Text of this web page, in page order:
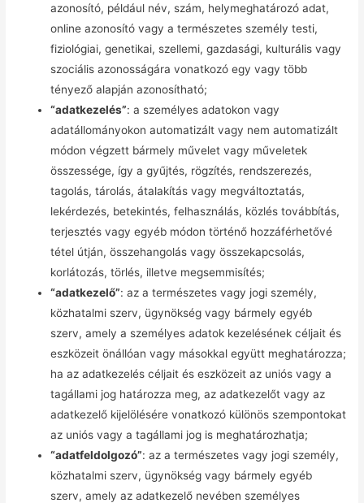
azonosító, például név, szám, helymeghatározó adat,
online azonosító vagy a természetes személy testi,
fiziológiai, genetikai, szellemi, gazdasági, kulturális vagy
szociális azonosságára vonatkozó egy vagy több
tényező alapján azonosítható;
“adatkezelés”: a személyes adatokon vagy
adatállományokon automatizált vagy nem automatizált
módon végzett bármely művelet vagy műveletek
összessége, így a gyűjtés, rögzítés, rendszerezés,
tagolás, tárolás, átalakítás vagy megváltoztatás,
lekérdezés, betekintés, felhasználás, közlés továbbítás,
terjesztés vagy egyéb módon történő hozzáférhetővé
tétel útján, összehangolás vagy összekapcsolás,
korlátozás, törlés, illetve megsemmisítés;
“adatkezelő”: az a természetes vagy jogi személy,
közhatalmi szerv, ügynökség vagy bármely egyéb
szerv, amely a személyes adatok kezelésének céljait és
eszközeit önállóan vagy másokkal együtt meghatározza;
ha az adatkezelés céljait és eszközeit az uniós vagy a
tagállami jog határozza meg, az adatkezelőt vagy az
adatkezelő kijelölésére vonatkozó különös szempontokat
az uniós vagy a tagállami jog is meghatározhatja;
“adatfeldolgozó”: az a természetes vagy jogi személy,
közhatalmi szerv, ügynökség vagy bármely egyéb
szerv, amely az adatkezelő nevében személyes